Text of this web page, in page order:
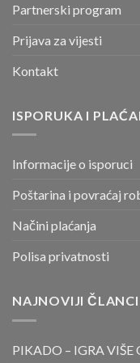
Partnerski program
Prijava za vijesti
Kontakt
ISPORUKA I
Informacije o isporuci
Poštarina i povraćaj
Načini plaćanja
Polisa privatnosti
NAJNOVIJI ČLANCI
PIKADO – IGRA VIŠE